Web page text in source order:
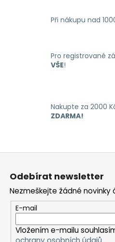
a
c
r
ý
u
á
Při nákupu nad
Pro registrované
VŠE!
Nakupte za 2000
ZDARMA!
Z
Odebírat newsletter
Nezmeškejte žádné novinky
E-mail
Vložením e-mailu